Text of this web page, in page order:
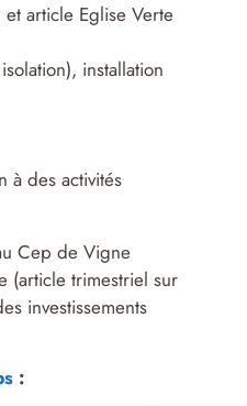
article Eglise Verte
installation
à des activités
Cep de Vigne
(article trimestriel sur
investissements
: